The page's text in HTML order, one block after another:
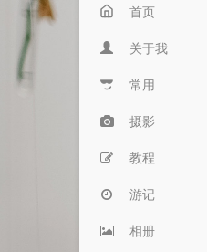
首页
关于我
常用
摄影
教程
游记
相册